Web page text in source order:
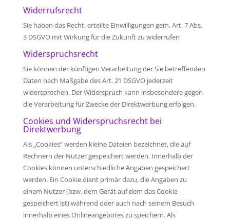
Widerrufsrecht
Sie haben das Recht, erteilte Einwilligungen gem. Art. 7 Abs.
3 DSGVO mit Wirkung für die Zukunft zu widerrufen
Widerspruchsrecht
Sie können der künftigen Verarbeitung der Sie betreffenden
Daten nach Maßgabe des Art. 21 DSGVO jederzeit
widersprechen. Der Widerspruch kann insbesondere gegen
die Verarbeitung für Zwecke der Direktwerbung erfolgen.
Cookies und Widerspruchsrecht bei
Direktwerbung
Als „Cookies“ werden kleine Dateien bezeichnet, die auf
Rechnern der Nutzer gespeichert werden. Innerhalb der
Cookies können unterschiedliche Angaben gespeichert
werden. Ein Cookie dient primär dazu, die Angaben zu
einem Nutzer (bzw. dem Gerät auf dem das Cookie
gespeichert ist) während oder auch nach seinem Besuch
innerhalb eines Onlineangebotes zu speichern. Als